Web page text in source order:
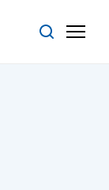
ZoekenMenu